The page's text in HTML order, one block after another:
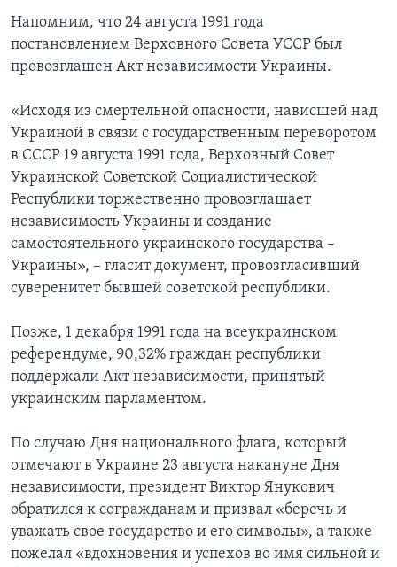
Напомним, что 24 августа 1991 года
постановлением Верховного Совета УССР был
провозглашен Акт независимости Украины.
«Исходя из смертельной опасности, нависшей над
Украиной в связи с государственным переворотом
в СССР 19 августа 1991 года, Верховный Совет
Украинской Советской Социалистической
Республики торжественно провозглашает
независимость Украины и создание
самостоятельного украинского государства –
Украины», – гласит документ, провозгласивший
суверенитет бывшей советской республики.
Позже, 1 декабря 1991 года на всеукраинском
референдуме, 90,32% граждан республики
поддержали Акт независимости, принятый
украинским парламентом.
По случаю Дня национального флага, который
отмечают в Украине 23 августа накануне Дня
независимости, президент Виктор Янукович
обратился к согражданам и призвал «беречь и
уважать свое государство и его символы», а также
пожелал «вдохновения и успехов во имя сильной и